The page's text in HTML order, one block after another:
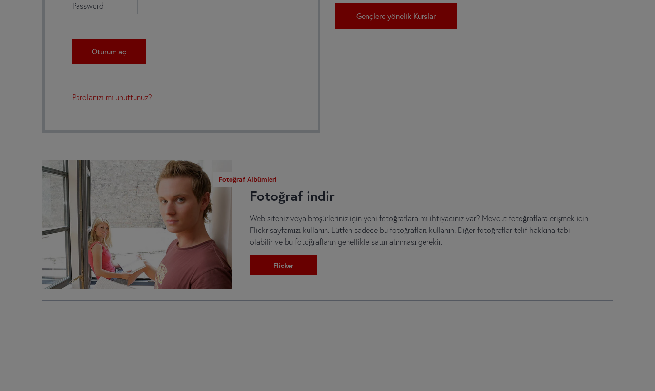
Password
Parolanızı mı unuttunuz?
Gençlere yönelik Kurslar
Fotoğraf Albümleri
Fotoğraf indir
Web siteniz veya broşürleriniz için yeni fotoğraflara mı ihtiyacınız var? Mevcut fotoğraflara erişmek için
Flickr sayfamızı kullanın. Lütfen sadece bu fotoğrafları kullanın. Diğer fotoğraflar telif hakkına tabi
olabilir ve bu fotoğrafların genellikle satın alınması gerekir.
Flicker